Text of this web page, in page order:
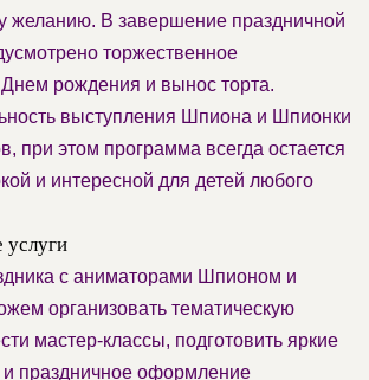
желанию. В завершение праздничной
торжественное
рождения и вынос торта.
выступления Шпиона и Шпионки
при этом программа всегда остается
и интересной для детей любого
услуги
с аниматорами Шпионом и
организовать тематическую
мастер-классы, подготовить яркие
праздничное оформление